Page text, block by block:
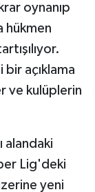
oynanıp
hükmen
açıklama
ve kulüplerin
alandaki
Lig'deki
yeni